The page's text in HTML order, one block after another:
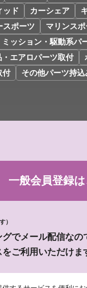
ッド カーシェア
スポーツ マリンスポ
ミッション・駆動系パ
・エアロパーツ取付
付 その他パーツ持込
一般会員登録は
）
でメール配信な
ご利用いただけま